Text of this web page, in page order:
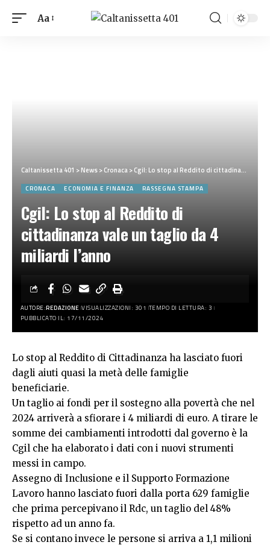
Aa
Caltanissetta 401 >News>Cronaca>Cgil: Lo stop al Reddito di cittadinanza vale un taglio da 4 miliardi l’anno
CRONACA ECONOMIA E FINANZA RASSEGNA STAMPA
Cgil: Lo stop al Reddito di
cittadinanza vale un taglio da 4
miliardi l’anno
AUTORE:REDAZIONE VISUALIZZAZIONI: 301 TEMPO DI LETTURA: 3
PUBBLICATO IL: 17/11/2024
Lo stop al Reddito di Cittadinanza ha lasciato fuori
dagli aiuti quasi la metà delle famiglie
beneficiarie.
Un taglio ai fondi per il sostegno alla povertà che nel
2024 arriverà a sfiorare i 4 miliardi di euro. A tirare le
somme dei cambiamenti introdotti dal governo è la
Cgil che ha elaborato i dati con i nuovi strumenti
messi in campo.
Assegno di Inclusione e il Supporto Formazione
Lavoro hanno lasciato fuori dalla porta 629 famiglie
che prima percepivano il Rdc, un taglio del 48%
rispetto ad un anno fa.
Se si contano invece le persone si arriva a 1,1 milioni